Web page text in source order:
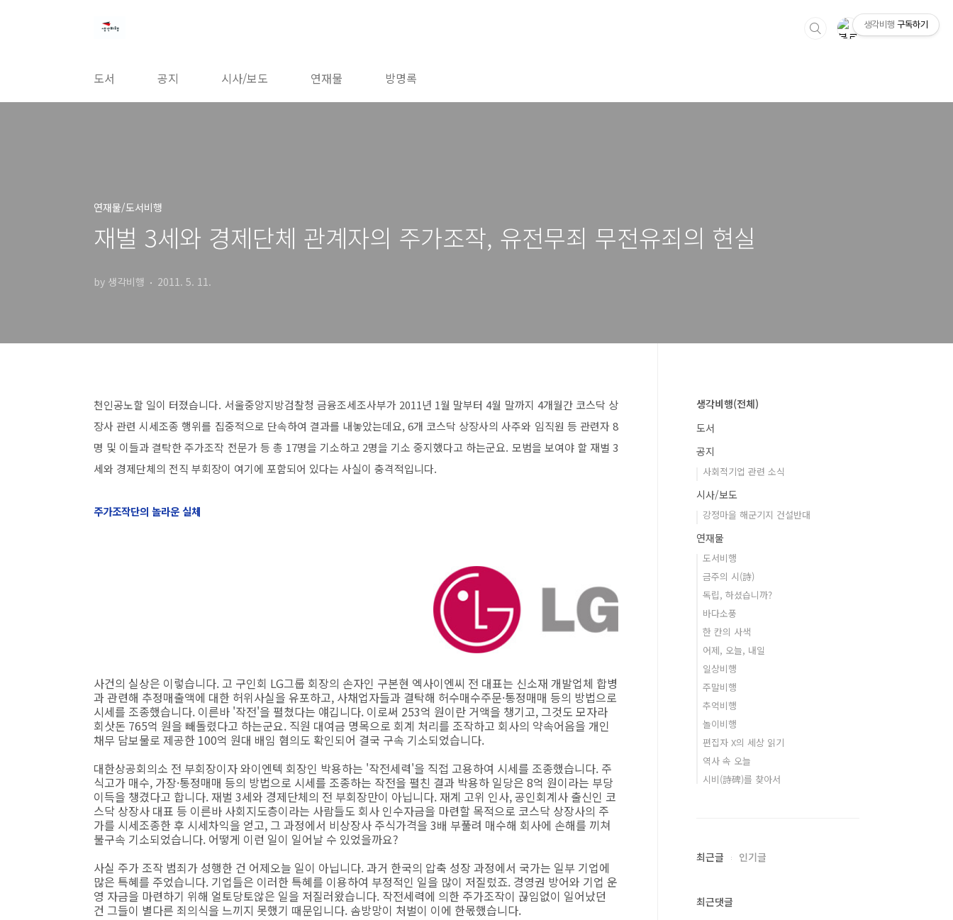
도서 공지 시사/보도 연재물 방명록
연재물/도서비행
재벌 3세와 경제단체 관계자의 주가조작, 유전무죄 무전유죄의 현실
by 생각비행 2011. 5. 11.
천인공노할 일이 터졌습니다. 서울중앙지방검찰청 금융조세조사부가 2011년 1월 말부터 4월 말까지 4개월간 코스닥 상
장사 관련 시세조종 행위를 집중적으로 단속하여 결과를 내놓았는데요, 6개 코스닥 상장사의 사주와 임직원 등 관련자 8
명 및 이들과 결탁한 주가조작 전문가 등 총 17명을 기소하고 2명을 기소 중지했다고 하는군요. 모범을 보여야 할 재벌 3
세와 경제단체의 전직 부회장이 여기에 포함되어 있다는 사실이 충격적입니다.
주가조작단의 놀라운 실체
사건의 실상은 이렇습니다. 고 구인회 LG그룹 회장의 손자인 구본현 엑사이엔씨 전 대표는 신소재 개발업체 합병
과 관련해 추정매출액에 대한 허위사실을 유포하고, 사채업자들과 결탁해 허수매수주문·통정매매 등의 방법으로
시세를 조종했습니다. 이른바 '작전'을 펼쳤다는 얘깁니다. 이로써 253억 원이란 거액을 챙기고, 그것도 모자라
회삿돈 765억 원을 빼돌렸다고 하는군요. 직원 대여금 명목으로 회계 처리를 조작하고 회사의 약속어음을 개인
채무 담보물로 제공한 100억 원대 배임 혐의도 확인되어 결국 구속 기소되었습니다.
대한상공회의소 전 부회장이자 와이엔텍 회장인 박용하는 '작전세력'을 직접 고용하여 시세를 조종했습니다. 주
식고가 매수, 가장·통정매매 등의 방법으로 시세를 조종하는 작전을 펼친 결과 박용하 일당은 8억 원이라는 부당
이득을 챙겼다고 합니다. 재벌 3세와 경제단체의 전 부회장만이 아닙니다. 재계 고위 인사, 공인회계사 출신인 코
스닥 상장사 대표 등 이른바 사회지도층이라는 사람들도 회사 인수자금을 마련할 목적으로 코스닥 상장사의 주
가를 시세조종한 후 시세차익을 얻고, 그 과정에서 비상장사 주식가격을 3배 부풀려 매수해 회사에 손해를 끼쳐
불구속 기소되었습니다. 어떻게 이런 일이 일어날 수 있었을까요?
사실 주가 조작 범죄가 성행한 건 어제오늘 일이 아닙니다. 과거 한국의 압축 성장 과정에서 국가는 일부 기업에
많은 특혜를 주었습니다. 기업들은 이러한 특혜를 이용하여 부정적인 일을 많이 저질렀죠. 경영권 방어와 기업 운
영 자금을 마련하기 위해 얼토당토않은 일을 저질러왔습니다. 작전세력에 의한 주가조작이 끊임없이 일어났던
건 그들이 별다른 죄의식을 느끼지 못했기 때문입니다. 솜방망이 처벌이 이에 한몫했습니다.
생각비행(전체)
도서
공지
사회적기업 관련 소식
시사/보도
강정마을 해군기지 건설반대
연재물
도서비행
금주의 시(詩)
독립, 하셨습니까?
바다소풍
한 칸의 사색
어제, 오늘, 내일
일상비행
주말비행
추억비행
놀이비행
편집자 X의 세상 읽기
역사 속 오늘
시비(詩碑)를 찾아서
최근글 인기글
최근댓글
생각비행 구독하기